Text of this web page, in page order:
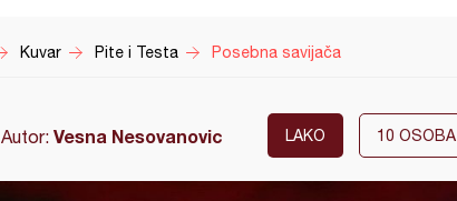
Kuvar Pite i Testa Posebna savijača
Autor: Vesna Nesovanovic LAKO 10 OSOBA